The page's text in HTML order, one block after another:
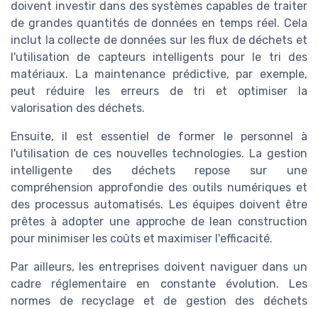
doivent investir dans des systèmes capables de traiter
de grandes quantités de données en temps réel. Cela
inclut la collecte de données sur les flux de déchets et
l'utilisation de capteurs intelligents pour le tri des
matériaux. La maintenance prédictive, par exemple,
peut réduire les erreurs de tri et optimiser la
valorisation des déchets.
Ensuite, il est essentiel de former le personnel à
l'utilisation de ces nouvelles technologies. La gestion
intelligente des déchets repose sur une
compréhension approfondie des outils numériques et
des processus automatisés. Les équipes doivent être
prêtes à adopter une approche de lean construction
pour minimiser les coûts et maximiser l'efficacité.
Par ailleurs, les entreprises doivent naviguer dans un
cadre réglementaire en constante évolution. Les
normes de recyclage et de gestion des déchets